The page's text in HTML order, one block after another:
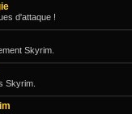
d'attaque !
Skyrim.
Skyrim.